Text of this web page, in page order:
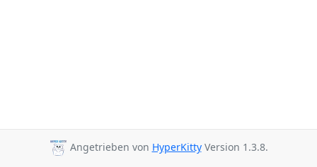
Angetrieben von HyperKittyVersion 1.3.8.